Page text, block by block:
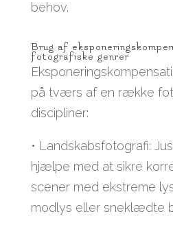
behov.
Brug af
fotografiske genrer
på tværs af en række
discipliner:
• Landskabsfotografi:
hjælpe med at sikre
scener med ekstreme
modlys eller sneklædte